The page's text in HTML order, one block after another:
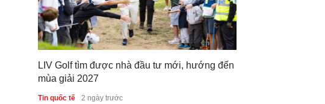
LIV Golf tìm được nhà đầu tư mới, hướng đến
mùa giải 2027
Tin quốc tế 2 ngày trước